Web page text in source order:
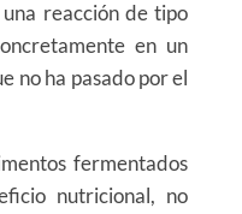
reacción de tipo
en un
no ha pasado por el
fermentados
nutricional, no